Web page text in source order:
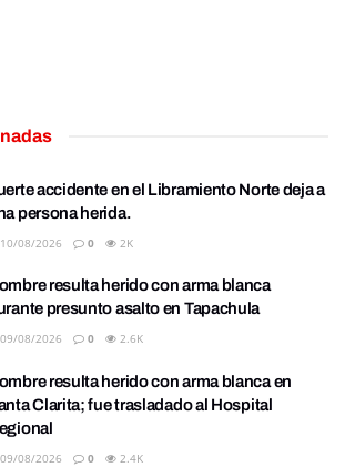
accidente en el Libramiento Norte deja a
persona herida.
10/08/2026 0 2K
resulta herido con arma blanca
presunto asalto en Tapachula
09/08/2026 0 2.6K
resulta herido con arma blanca en
Clarita; fue trasladado al Hospital
09/08/2026 0 2.4K